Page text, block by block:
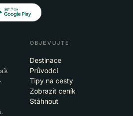
OBJEVUJTE
Destinace
Průvodci
Tipy na cesty
Zobrazit ceník
Stáhnout